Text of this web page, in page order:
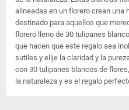
alineadas en un florero crean una
destinado para aquellos que
florero lleno de 30 tulipanes
que hacen que este regalo sea
sutiles y elije la claridad y la
con 30 tulipanes blancos de
la naturaleza y es el regalo